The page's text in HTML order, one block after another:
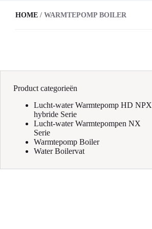
HOME / WARMTEPOMP BOILER
Product categorieën
Lucht-water Warmtepomp HD NPX
hybride Serie
Lucht-water Warmtepompen NX
Serie
Warmtepomp Boiler
Water Boilervat